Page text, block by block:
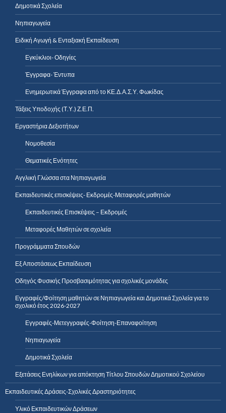
Δημοτικά Σχολεία
Νηπιαγωγεία
Ειδική Αγωγή & Ενταξιακή Εκπαίδευση
Εγκύκλιοι- Οδηγίες
Έγγραφα- Έντυπα
Ενημερωτικά Έγγραφα από το ΚΕ.Δ.Α.Σ.Υ. Φωκίδας
Τάξεις Υποδοχής (Τ.Υ.) Ζ.Ε.Π.
Εργαστήρια Δεξιοτήτων
Νομοθεσία
Θεματικές Ενότητες
Αγγλική Γλώσσα στα Νηπιαγωγεία
Εκπαιδευτικές επισκέψεις- Εκδρομές-Μεταφορές μαθητών
Εκπαιδευτικές Επισκέψεις – Εκδρομές
Μεταφορές Μαθητών σε σχολεία
Προγράμματα Σπουδών
Εξ Αποστάσεως Εκπαίδευση
Οδηγός Φυσικής Προσβασιμότητας για σχολικές μονάδες
Εγγραφές/Φοίτηση μαθητών σε Νηπιαγωγεία και Δημοτικά Σχολεία για το
σχολικό έτος 2026-2027
Εγγραφές-Μετεγγραφές-Φοίτηση-Επαναφοίτηση
Νηπιαγωγεία
Δημοτικά Σχολεία
Εξετάσεις Ενηλίκων για απόκτηση Τίτλου Σπουδών Δημοτικού Σχολείου
Εκπαιδευτικές Δράσεις-Σχολικές Δραστηριότητες
Υλικό Εκπαιδευτικών Δράσεων